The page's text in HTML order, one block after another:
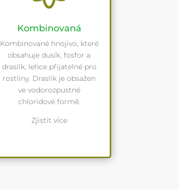
Kombinovaná
Kombinované hnojivo, které
obsahuje dusík, fosfor a
draslík, lehce přijatelné pro
rostliny. Draslík je obsažen
ve vodorozpustné
chloridové formě.
Zjistit více